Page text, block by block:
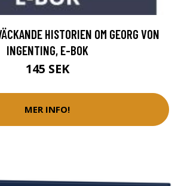
HISTORIEN OM GEORG VON
INGENTING, E-BOK
145 SEK
MER INFO!